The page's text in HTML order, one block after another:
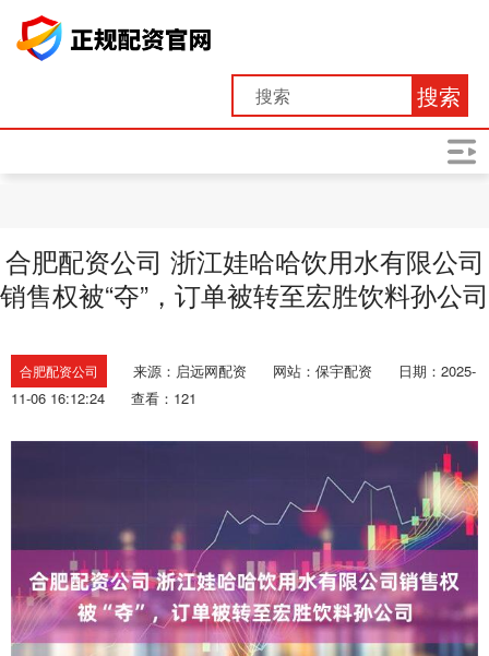
搜索
合肥配资公司 浙江娃哈哈饮用水有限公司
销售权被“夺”，订单被转至宏胜饮料孙公司
合肥配资公司 来源：启远网配资 网站：保宇配资
日期：2025-
11-06 16:12:24
查看：121